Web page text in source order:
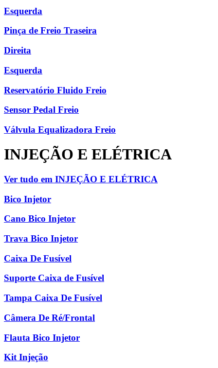
Esquerda
Pinça de Freio Traseira
Direita
Esquerda
Reservatório Fluido Freio
Sensor Pedal Freio
Válvula Equalizadora Freio
INJEÇÃO E ELÉTRICA
Ver tudo em INJEÇÃO E ELÉTRICA
Bico Injetor
Cano Bico Injetor
Trava Bico Injetor
Caixa De Fusível
Suporte Caixa de Fusível
Tampa Caixa De Fusível
Câmera De Ré/Frontal
Flauta Bico Injetor
Kit Injeção